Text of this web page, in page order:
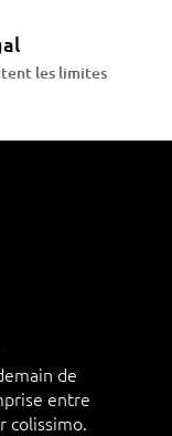
les limites
de
entre
colissimo.